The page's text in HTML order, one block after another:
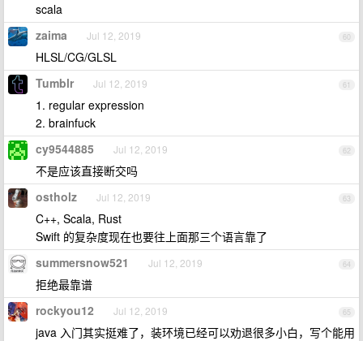
scala
60
zaima Jul 12, 2019
HLSL/CG/GLSL
61
Tumblr Jul 12, 2019
1. regular expression
2. brainfuck
62
cy9544885 Jul 12, 2019
不是应该直接断交吗
63
ostholz Jul 12, 2019
C++, Scala, Rust
Swift 的复杂度现在也要往上面那三个语言靠了
64
summersnow521 Jul 12, 2019
拒绝最靠谱
65
rockyou12 Jul 12, 2019
java 入门其实挺难了，装环境已经可以劝退很多小白，写个能用